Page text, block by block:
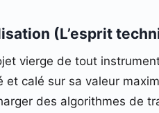
(L’esprit
vierge de tout
calé sur sa valeur
des algorithmes de